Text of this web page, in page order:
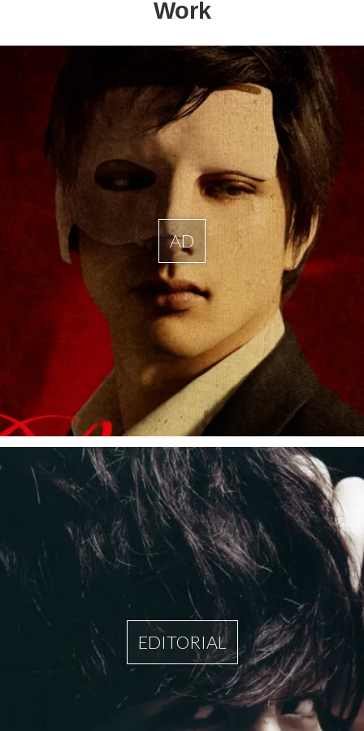
Work
AD
EDITORIAL